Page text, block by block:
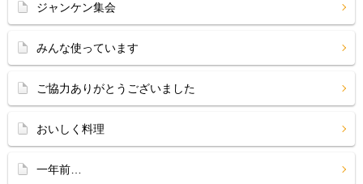
ジャンケン集会
みんな使っています
ご協力ありがとうございました
おいしく料理
一年前…